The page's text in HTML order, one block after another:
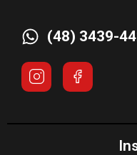
(48) 3439-